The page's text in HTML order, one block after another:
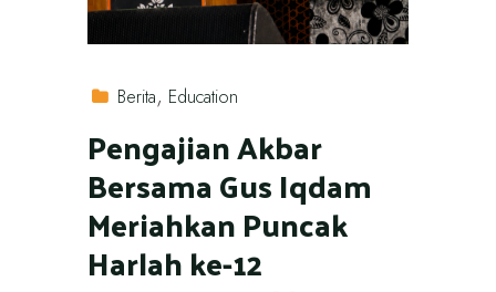
Berita Education
Pengajian Akbar
Bersama Gus Iqdam
Meriahkan Puncak
Harlah ke-12